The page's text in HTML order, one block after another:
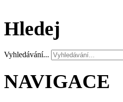
Hledej
Vyhledávání...
NAVIGACE